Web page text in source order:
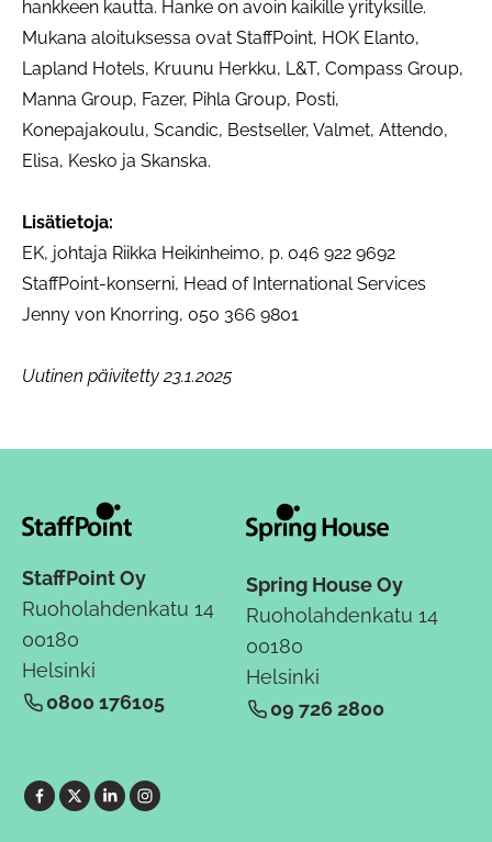
hankkeen kautta. Hanke on avoin kaikille yrityksille.
Mukana aloituksessa ovat StaffPoint, HOK Elanto,
Lapland Hotels, Kruunu Herkku, L&T, Compass Group,
Manna Group, Fazer, Pihla Group, Posti,
Konepajakoulu, Scandic, Bestseller, Valmet, Attendo,
Elisa, Kesko ja Skanska.
Lisätietoja:
EK, johtaja Riikka Heikinheimo, p. 046 922 9692
StaffPoint-konserni, Head of International Services
Jenny von Knorring, 050 366 9801
Uutinen päivitetty 23.1.2025
StaffPoint Oy
Ruoholahdenkatu 14
00180
Helsinki
0800 176105
Spring House Oy
Ruoholahdenkatu 14
00180
Helsinki
09 726 2800